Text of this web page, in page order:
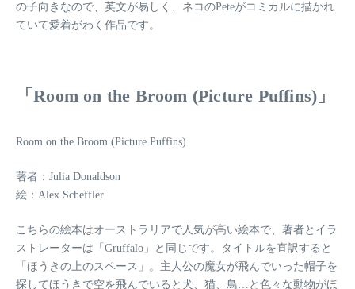
の子向きなので、英文が易しく、ネコのPeteがコミカルに描かれ
ていて愛着がわく作品です。
「Room on the Broom (Picture Puffins)」
Room on the Broom (Picture Puffins)
著者：Julia Donaldson
絵：Alex Scheffler
こちらの絵本はオーストラリアで人気が高い絵本で、著者とイラ
ストレーターは「Gruffalo」と同じです。タイトルを直訳すると
「ほうきの上のスペース」。主人公の魔女が飛んでいった帽子を
探してほうきで空を飛んでいると犬、猫、鳥…と色々な動物がほ